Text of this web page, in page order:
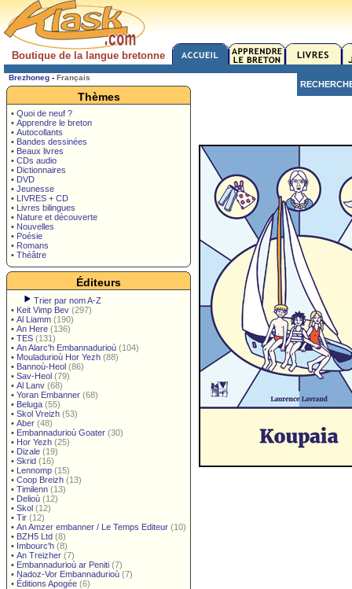
Boutique de la langue bretonne
Brezhoneg - Français
Thèmes
• Quoi de neuf ?
• Apprendre le breton
• Autocollants
• Bandes dessinées
• Beaux livres
• CDs audio
• Dictionnaires
• DVD
• Jeunesse
• LIVRES + CD
• Livres bilingues
• Nature et découverte
• Nouvelles
• Poésie
• Romans
• Théâtre
Éditeurs
Trier par nom A-Z
• Keit Vimp Bev (297)
• Al Liamm (190)
• An Here (136)
• TES (131)
• An Alarc'h Embannadurioù (104)
• Mouladurioù Hor Yezh (88)
• Bannoù-Heol (86)
• Sav-Heol (79)
• Al Lanv (68)
• Yoran Embanner (68)
• Beluga (55)
• Skol Vreizh (53)
• Aber (48)
• Embannadurioù Goater (30)
• Hor Yezh (25)
• Dizale (19)
• Skrid (16)
• Lennomp (15)
• Coop Breizh (13)
• Timilenn (13)
• Delioù (12)
• Skol (12)
• Tir (12)
• An Amzer embanner / Le Temps Editeur (10)
• BZH5 Ltd (8)
• Imbourc'h (8)
• An Treizher (7)
• Embannadurioù ar Peniti (7)
• Nadoz-Vor Embannadurioù (7)
• Éditions Apogée (6)